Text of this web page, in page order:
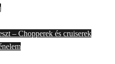
– Chopperek és cruiserek